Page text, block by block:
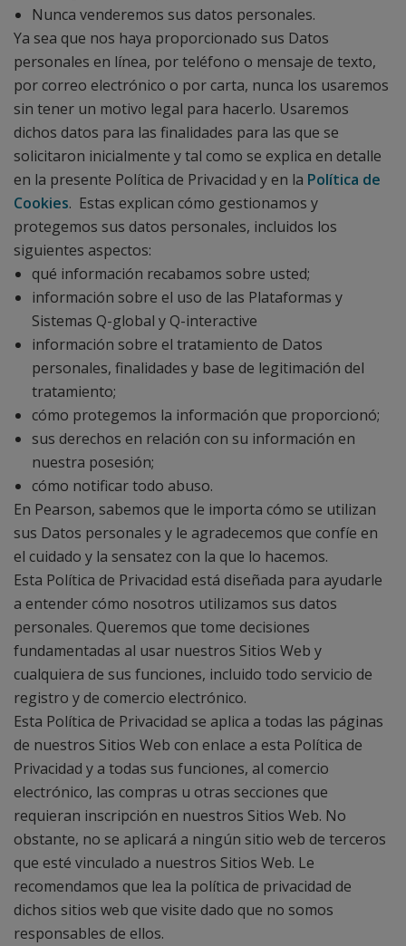
Nunca venderemos sus datos personales.
Ya sea que nos haya proporcionado sus Datos
personales en línea, por teléfono o mensaje de texto,
por correo electrónico o por carta, nunca los usaremos
sin tener un motivo legal para hacerlo. Usaremos
dichos datos para las finalidades para las que se
solicitaron inicialmente y tal como se explica en detalle
en la presente Política de Privacidad y en la Política de
Cookies. Estas explican cómo gestionamos y
protegemos sus datos personales, incluidos los
siguientes aspectos:
qué información recabamos sobre usted;
información sobre el uso de las Plataformas y
Sistemas Q-global y Q-interactive
información sobre el tratamiento de Datos
personales, finalidades y base de legitimación del
tratamiento;
cómo protegemos la información que proporcionó;
sus derechos en relación con su información en
nuestra posesión;
cómo notificar todo abuso.
En Pearson, sabemos que le importa cómo se utilizan
sus Datos personales y le agradecemos que confíe en
el cuidado y la sensatez con la que lo hacemos.
Esta Política de Privacidad está diseñada para ayudarle
a entender cómo nosotros utilizamos sus datos
personales. Queremos que tome decisiones
fundamentadas al usar nuestros Sitios Web y
cualquiera de sus funciones, incluido todo servicio de
registro y de comercio electrónico.
Esta Política de Privacidad se aplica a todas las páginas
de nuestros Sitios Web con enlace a esta Política de
Privacidad y a todas sus funciones, al comercio
electrónico, las compras u otras secciones que
requieran inscripción en nuestros Sitios Web. No
obstante, no se aplicará a ningún sitio web de terceros
que esté vinculado a nuestros Sitios Web. Le
recomendamos que lea la política de privacidad de
dichos sitios web que visite dado que no somos
responsables de ellos.